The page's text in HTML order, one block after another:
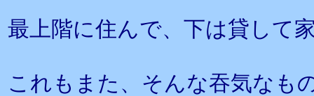
最上階に住んで、下は貸して
これもまた、そんな吞気なも